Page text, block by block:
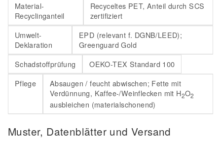
Material-
Recyclinganteil
Recyceltes PET, Anteil durch SCS
zertifiziert
Umwelt-
Deklaration
EPD (relevant f. DGNB/LEED);
Greenguard Gold
Schadstoffprüfung
OEKO-TEX Standard 100
Pflege
Absaugen / feucht abwischen; Fette mit
Verdünnung, Kaffee-/Weinflecken mit H2O2
ausbleichen (materialschonend)
Muster, Datenblätter und Versand